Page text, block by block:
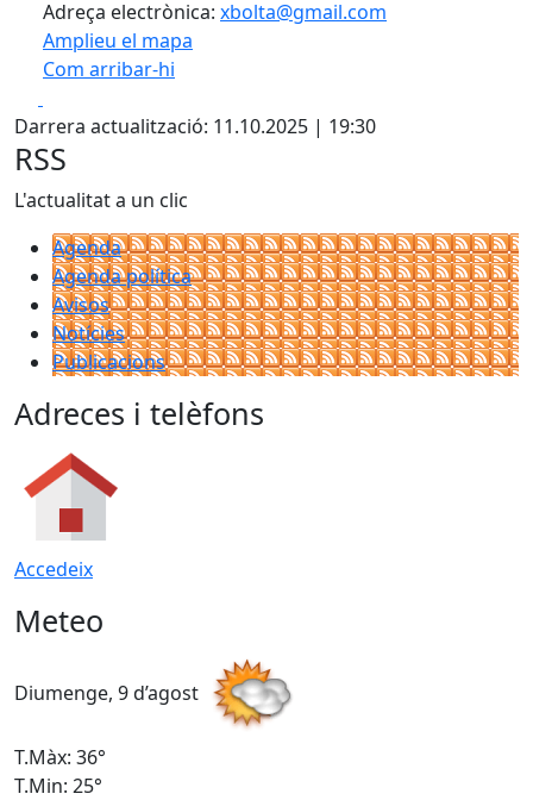
Adreça electrònica: xbolta@gmail.com
Amplieu el mapa
Com arribar-hi
+
−
Darrera actualització: 11.10.2025 | 19:30
RSS
L'actualitat a un clic
Agenda
Agenda política
Avisos
Notícies
Publicacions
Adreces i telèfons
Accedeix
Meteo
Diumenge, 9 d’agost
T.Màx: 36°
T.Min: 25°